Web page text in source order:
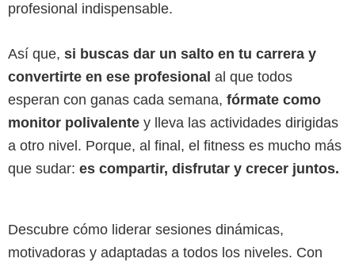
profesional indispensable.
Así que, si buscas dar un salto en tu carrera y
convertirte en ese profesional al que todos
esperan con ganas cada semana, fórmate como
monitor polivalente y lleva las actividades dirigidas
a otro nivel. Porque, al final, el fitness es mucho más
que sudar: es compartir, disfrutar y crecer juntos.
Descubre cómo liderar sesiones dinámicas,
motivadoras y adaptadas a todos los niveles. Con